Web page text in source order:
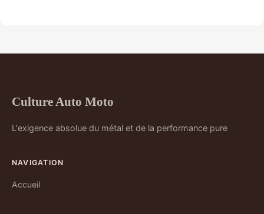
Culture Auto Moto
L'exigence absolue du métal et de la performance pure
NAVIGATION
Accueil